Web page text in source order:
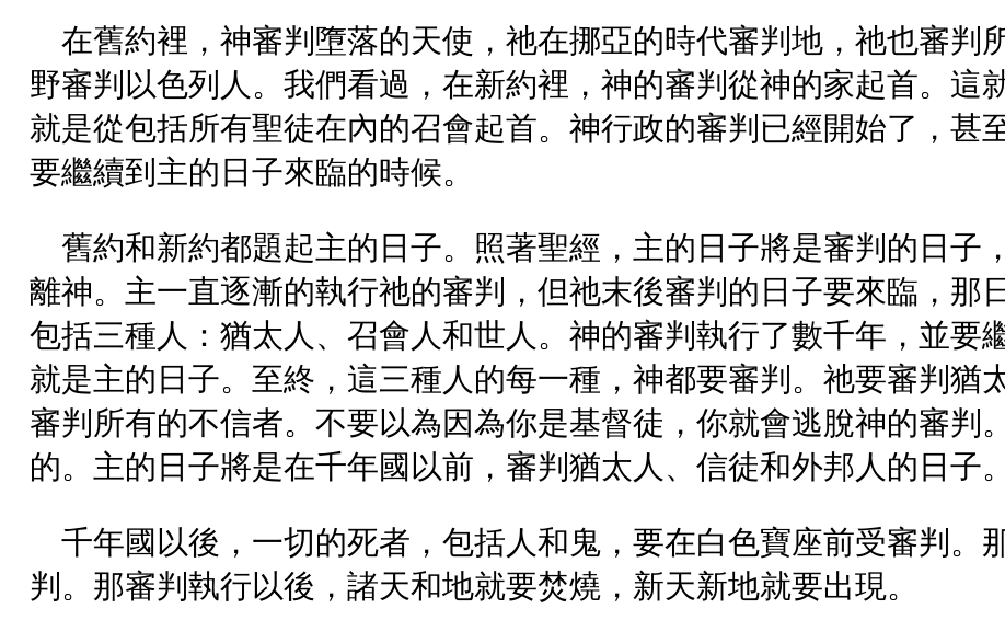
在舊約裡，神審判墮落的天使，祂在挪亞的時代審判地，祂也審判
野審判以色列人。我們看過，在新約裡，神的審判從神的家起首。這
就是從包括所有聖徒在內的召會起首。神行政的審判已經開始了，甚
要繼續到主的日子來臨的時候。
舊約和新約都題起主的日子。照著聖經，主的日子將是審判的日子
離神。主一直逐漸的執行祂的審判，但祂末後審判的日子要來臨，那
包括三種人：猶太人、召會人和世人。神的審判執行了數千年，並要
就是主的日子。至終，這三種人的每一種，神都要審判。祂要審判猶
審判所有的不信者。不要以為因為你是基督徒，你就會逃脫神的審判
的。主的日子將是在千年國以前，審判猶太人、信徒和外邦人的日子。
千年國以後，一切的死者，包括人和鬼，要在白色寶座前受審判。
判。那審判執行以後，諸天和地就要焚燒，新天新地就要出現。